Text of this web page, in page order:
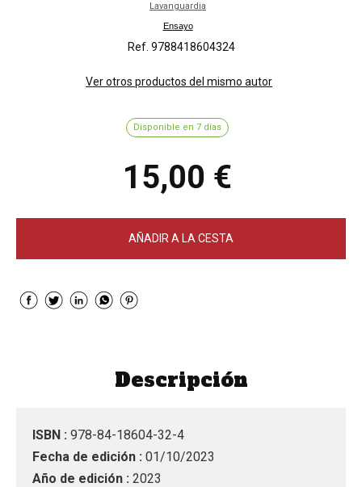
Lavanguardia
Ensayo
Ref. 9788418604324
Ver otros productos del mismo autor
Disponible en 7 días
15,00 €
AÑADIR A LA CESTA
Descripción
ISBN : 978-84-18604-32-4
Fecha de edición : 01/10/2023
Año de edición : 2023